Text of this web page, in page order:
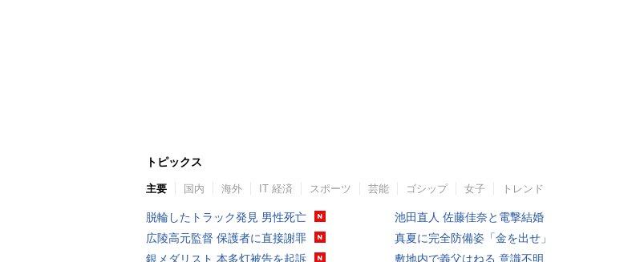
トピックス
主要 国内 海外 IT 経済 スポーツ 芸能 ゴシップ 女子 トレンド
脱輪したトラック発見 男性死亡
広陵高元監督 保護者に直接謝罪
銀メダリスト 本多灯被告を起訴
池田直人 佐藤佳奈と電撃結婚
真夏に完全防備姿「金を出せ」
敷地内で義父はねる 意識不明